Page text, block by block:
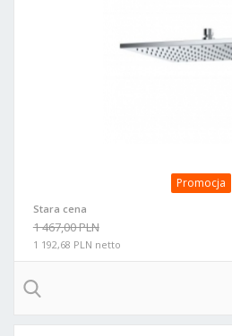
Promocja
Stara cena
1 467,00 PLN
1 192,68 PLN netto